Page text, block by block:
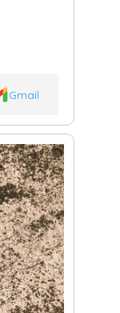
Gmail